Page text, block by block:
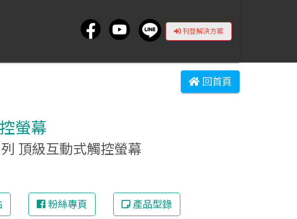
刊登解決方案
回首頁
螢幕
頂級互動式觸控螢幕
粉絲專頁 產品型錄